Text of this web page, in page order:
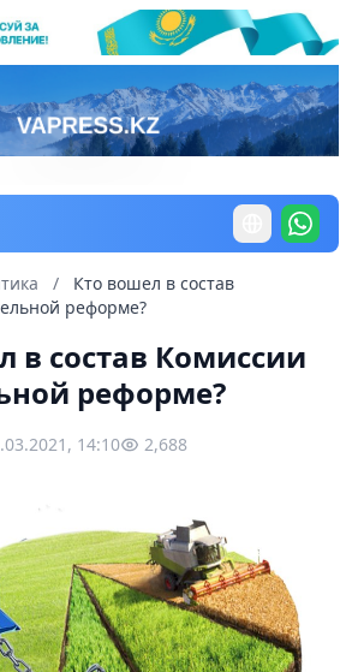
/
Кто вошел в состав
реформе?
в состав Комиссии
реформе?
14:10 2,688